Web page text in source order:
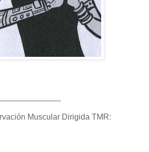
Muscular Dirigida TMR: